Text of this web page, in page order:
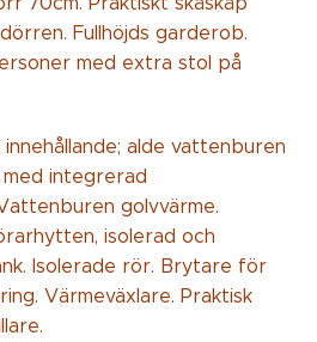
Fullhöjds garderob.
med extra stol på
alde vattenburen
integrerad
golvvärme.
isolerad och
Isolerade rör. Brytare för
Värmeväxlare. Praktisk